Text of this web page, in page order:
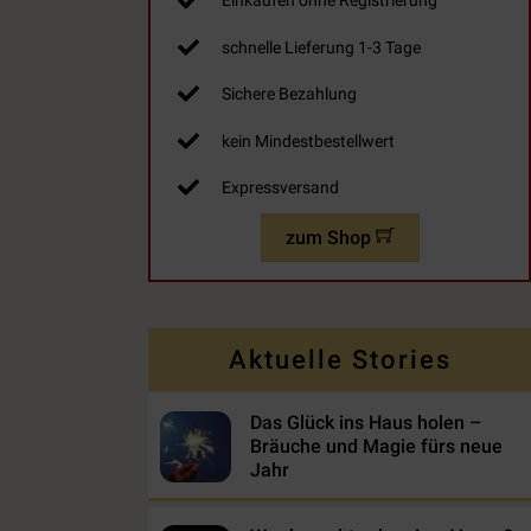
schnelle Lieferung 1-3 Tage
Sichere Bezahlung
kein Mindestbestellwert
Expressversand
zum Shop
Aktuelle Stories
Das Glück ins Haus holen –
Bräuche und Magie fürs neue
Jahr